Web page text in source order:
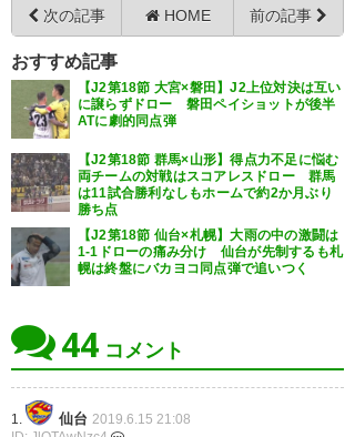
— Mexicorange (mexicorange)
2019, 6月 15
— あめふくら (amefuku_ra)
2019, 6月 15
服も靴もずぶ濡れだけど勝った
から全てよし😃 そしてSA自由席
で１人泣いてたオッサンは私で
す。 #ardija #大宮_岐阜
(oomiyaotaes)2019, 6月 15
じゃああああ！！！！ 宴は終わ
らないっっ！！！！！ #ardija #
大宮_岐阜
https://t.co/22p0LE2FHV
— はなたろう (hana_taro2014)
2019, 6月 15
次の記事 HOME 前の記事
おすすめ記事
【J2第18節 大宮×磐田】J2上位対決は互い
に譲らずドロー 磐田ペイショットが後半
ATに劇的同点弾
【J2第18節 群馬×山形】得点力不足に悩む
両チームの対戦はスコアレスドロー 群馬
は11試合勝利なしもホームで約2か月ぶり
勝ち点
【J2第18節 仙台×札幌】大雨の中の激闘は
1-1ドローの痛み分け 仙台が先制するも札
幌は終盤にバカヨコ同点弾で追いつく
44 コメント
1. 仙台 2019.6.15 21:08